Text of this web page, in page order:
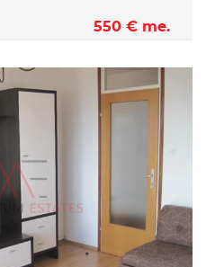
550 € me.